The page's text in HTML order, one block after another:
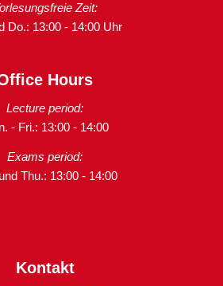
Zeit:
Do.: 13:00 - 14:00 Uhr
Hours
Lecture period:
- Fri.: 13:00 - 14:00
Exams period:
Thu.: 13:00 - 14:00
Kontakt